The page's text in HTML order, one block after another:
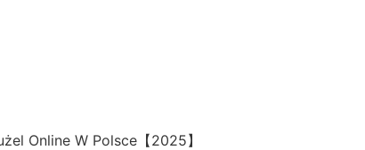
Online W Polsce【2025】